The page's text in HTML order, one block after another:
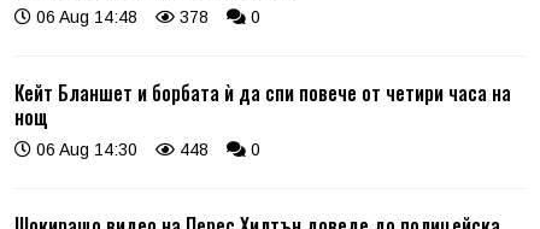
06 Aug 14:48 378 0
Кейт Бланшет и борбата ѝ да спи повече от четири часа на
нощ
06 Aug 14:30 448 0